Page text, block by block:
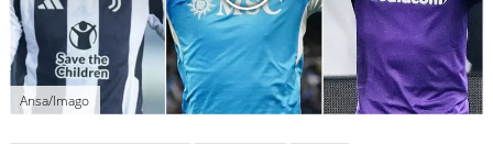
Ansa/Imago